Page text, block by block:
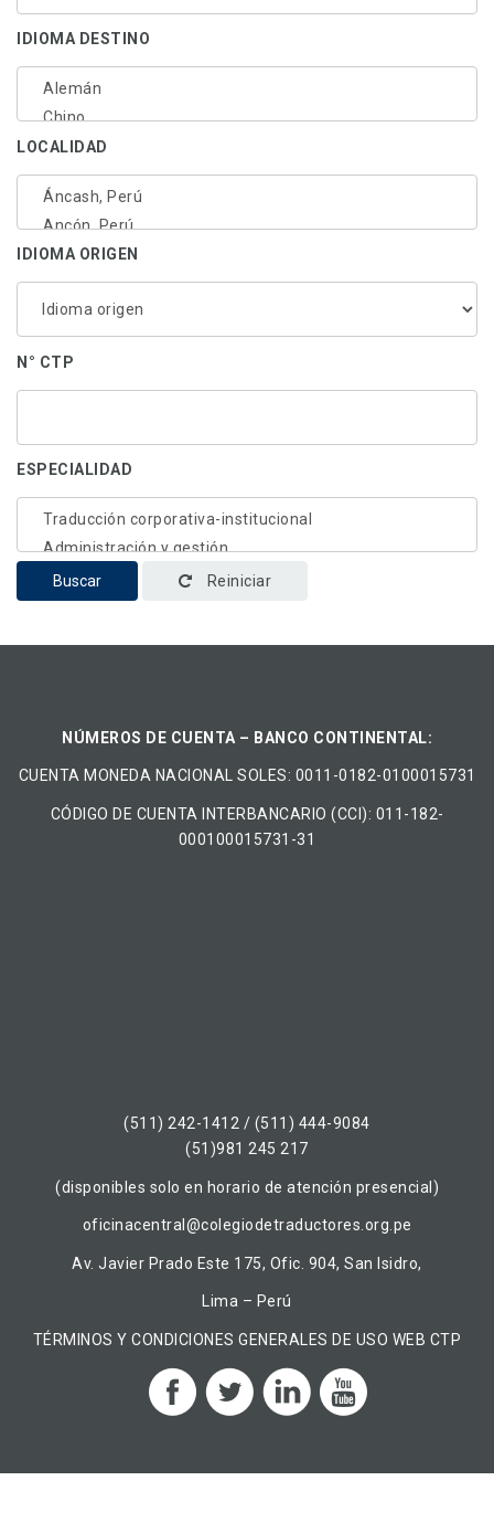
profesional
IDIOMA DESTINO
LOCALIDAD
IDIOMA ORIGEN
N° CTP
ESPECIALIDAD
Buscar Reiniciar
NÚMEROS DE CUENTA – BANCO CONTINENTAL:
CUENTA MONEDA NACIONAL​ ​SOLES​: 0011-0182-0100015731
CÓDIGO DE CUENTA INTERBANCARIO (CCI): 011-182-
000100015731-31
(511) 242-1412 / (511) 444-9084
(51)981 245 217
(disponibles solo en horario de atención presencial)
oficinacentral@colegiodetraductores.org.pe
Av. Javier Prado Este 175, Ofic. 904, San Isidro,
Lima – Perú
TÉRMINOS Y CONDICIONES GENERALES DE USO WEB CTP